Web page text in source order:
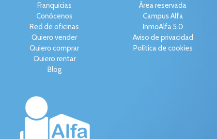
Franquicias
Conócenos
Red de oficinas
Quiero vender
Quiero comprar
Quiero rentar
Blog
Área reservada
Campus Alfa
InmoAlfa 5.0
Aviso de privacidad
Política de cookies